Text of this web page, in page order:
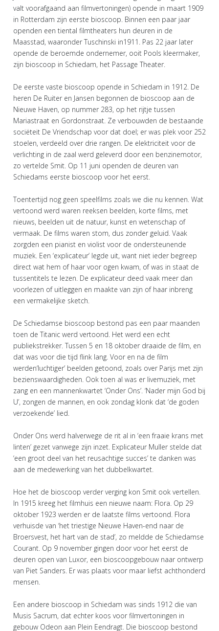
valt voorafgaand aan filmvertoningen) opende in maart 1909
in Rotterdam zijn eerste bioscoop. Binnen een paar jaar
openden een tiental filmtheaters hun deuren in de
Maasstad, waaronder Tuschinski in1911. Pas 22 jaar later
opende de beroemde ondernemer, ooit Pools kleermaker,
zijn bioscoop in Schiedam, het Passage Theater.
De eerste vaste bioscoop opende in Schiedam in 1912. De
heren De Ruiter en Jansen begonnen de bioscoop aan de
Nieuwe Haven, op nummer 283, op het rijtje tussen
Mariastraat en Gordonstraat. Ze verbouwden de bestaande
sociëteit De Vriendschap voor dat doel; er was plek voor 252
stoelen, verdeeld over drie rangen. De elektriciteit voor de
verlichting in de zaal werd geleverd door een benzinemotor,
zo vertelde Smit. Op 11 juni openden de deuren van
Schiedams eerste bioscoop voor het eerst.
Toentertijd nog geen speelfilms zoals we die nu kennen. Wat
vertoond werd waren reeksen beelden, korte films, met
nieuws, beelden uit de natuur, kunst en wetenschap of
vermaak. De films waren stom, dus zonder geluid. Vaak
zorgden een pianist en violist voor de ondersteunende
muziek. Een ‘explicateur’ legde uit, want niet ieder begreep
direct wat hem of haar voor ogen kwam, of was in staat de
tussentitels te lezen. De explicateur deed vaak meer dan
voorlezen of uitleggen en maakte van zijn of haar inbreng
een vermakelijke sketch.
De Schiedamse bioscoop bestond pas een paar maanden
toen de Titanic werd vertoond. Het werd een echt
publiekstrekker. Tussen 5 en 18 oktober draaide de film, en
dat was voor die tijd flink lang. Voor en na de film
werden‘luchtiger’ beelden getoond, zoals over Parijs met zijn
bezienswaardigheden. Ook toen al was er livemuziek, met
zang en een mannenkwartet ‘Onder Ons’. ‘Nader mijn God bij
U’, zongen de mannen, en ook zondag klonk dat ‘de goden
verzoekende’ lied.
Onder Ons werd halverwege de rit al in ‘een fraaie krans met
linten’ gezet vanwege zijn inzet. Explicateur Muller stelde dat
‘een groot deel van het reusachtige succes’ te danken was
aan de medewerking van het dubbelkwartet.
Hoe het de bioscoop verder verging kon Smit ook vertellen.
In 1915 kreeg het filmhuis een nieuwe naam: Flora. Op 29
oktober 1923 werden er de laatste films vertoond. Flora
verhuisde van ‘het triestige Nieuwe Haven-end naar de
Broersvest, het hart van de stad’, zo meldde de Schiedamse
Courant. Op 9 november gingen door voor het eerst de
deuren open van Luxor, een bioscoopgebouw naar ontwerp
van Piet Sanders. Er was plaats voor maar liefst achthonderd
mensen.
Een andere bioscoop in Schiedam was sinds 1912 die van
Musis Sacrum, dat echter koos voor filmvertoningen in
gebouw Odeon aan Plein Eendragt. Die bioscoop bestond